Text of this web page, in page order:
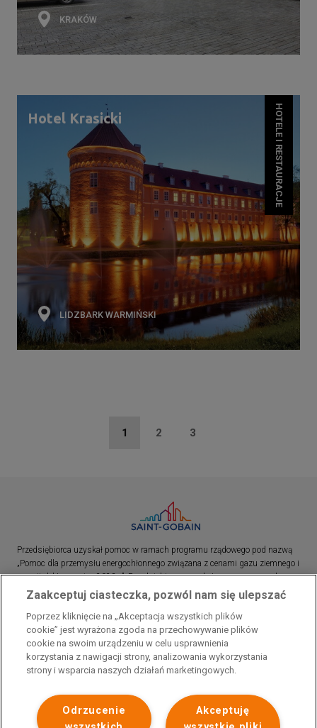
KRAKÓW
Hotel Krasicki
LIDZBARK WARMIŃSKI
HOTELE I RESTAURACJE
Bieżąca
1 Strona
2 Strona
3
Przedsiębiorca uzyskał pomoc w ramach programu rządowego pod nazwą
„Pomoc dla przemysłu energochłonnego związana z cenami gazu ziemnego i
energii elektrycznej w 2023 r.”. Przedsiębiorca uzyskał pomoc w ramach
programu rządowego pod nazwą: „Pomoc dla sektorów energochłonnych
związana z nagłymi wzrostami cen gazu ziemnego i energii elektrycznej w
2022 r.”
Zaakceptuj ciasteczka, pozwól nam się ulepszać
Poprzez kliknięcie na „Akceptacja wszystkich plików
cookie” jest wyrażona zgoda na przechowywanie plików
cookie na swoim urządzeniu w celu usprawnienia
korzystania z nawigacji strony, analizowania wykorzystania
strony i wsparcia naszych działań marketingowych.
Akceptuję
Odrzucenie